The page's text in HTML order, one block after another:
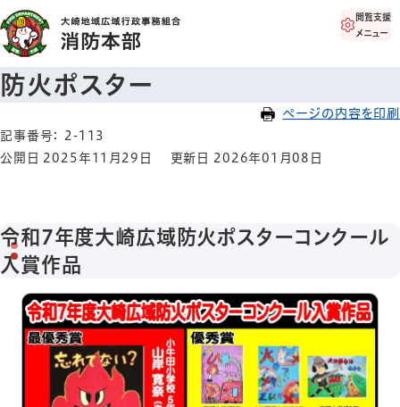
閲覧支援
メニュー
防火ポスター
ページの内容を印刷
記事番号： 2-113
公開日 2025年11月29日
更新日 2026年01月08日
令和7年度大崎広域防火ポスターコンクール
入賞作品